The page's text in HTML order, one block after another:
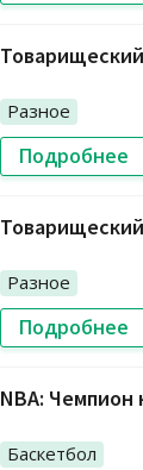
Разное
Подробнее
Разное
Подробнее
NBA: Чемпион
Баскетбол